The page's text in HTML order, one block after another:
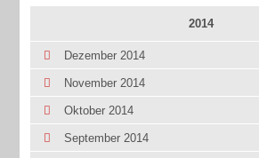
2014
Dezember 2014
November 2014
Oktober 2014
September 2014